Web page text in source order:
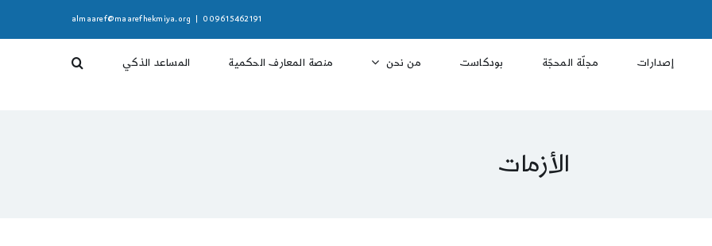
009615462191
almaaref@maarefhekmiya.org
إصدارات مجلّة المحجّة بودكاست من نحن منصة المعارف الحكمية المساعد الذكي
الأزمات